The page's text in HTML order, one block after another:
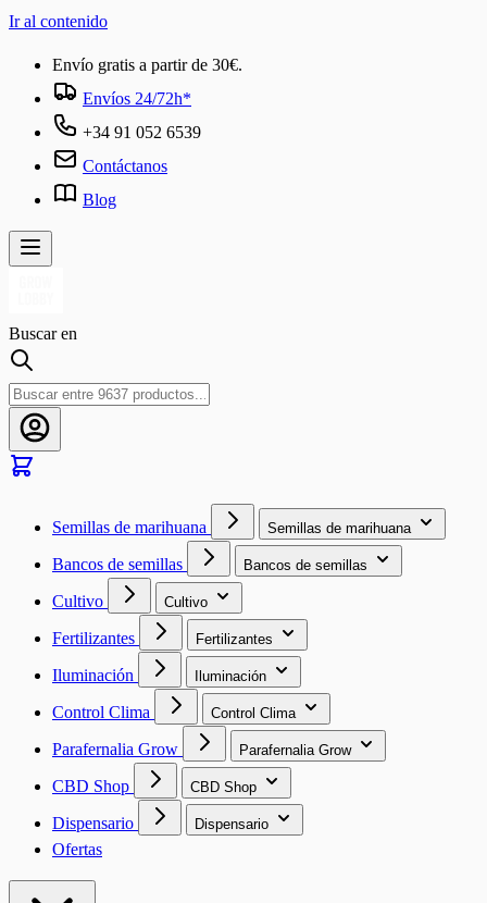
Ir al contenido
Envío gratis a partir de 30€.
Envíos 24/72h*
+34 91 052 6539
Contáctanos
Blog
Buscar en
Semillas de marihuana Semillas de marihuana
Bancos de semillas Bancos de semillas
Cultivo Cultivo
Fertilizantes Fertilizantes
Iluminación Iluminación
Control Clima Control Clima
Parafernalia Grow Parafernalia Grow
CBD Shop CBD Shop
Dispensario Dispensario
Ofertas